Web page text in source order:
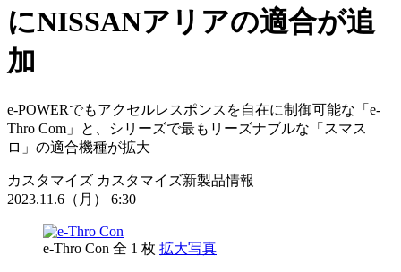
にNISSANアリアの適合が追
加
e-POWERでもアクセルレスポンスを自在に制御可能な「e-
Thro Com」と、シリーズで最もリーズナブルな「スマス
ロ」の適合機種が拡大
カスタマイズ カスタマイズ新製品情報
2023.11.6（月） 6:30
e-Thro Con 全 1 枚 拡大写真